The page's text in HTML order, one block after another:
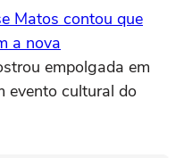
Matos contou que
a nova
empolgada em
evento cultural do